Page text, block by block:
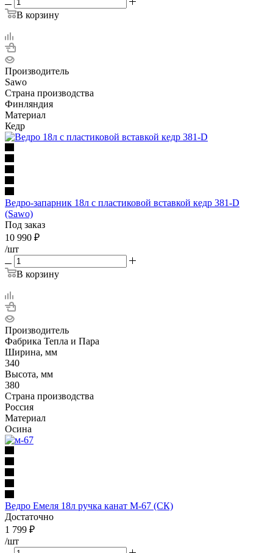
В корзину
Производитель
Sawo
Страна производства
Финляндия
Материал
Кедр
Ведро-запарник 18л с пластиковой вставкой кедр 381-D
(Sawo)
Под заказ
10 990 ₽
/шт
В корзину
Производитель
Фабрика Тепла и Пара
Ширина, мм
340
Высота, мм
380
Страна производства
Россия
Материал
Осина
Ведро Емеля 18л ручка канат М-67 (СК)
Достаточно
1 799 ₽
/шт